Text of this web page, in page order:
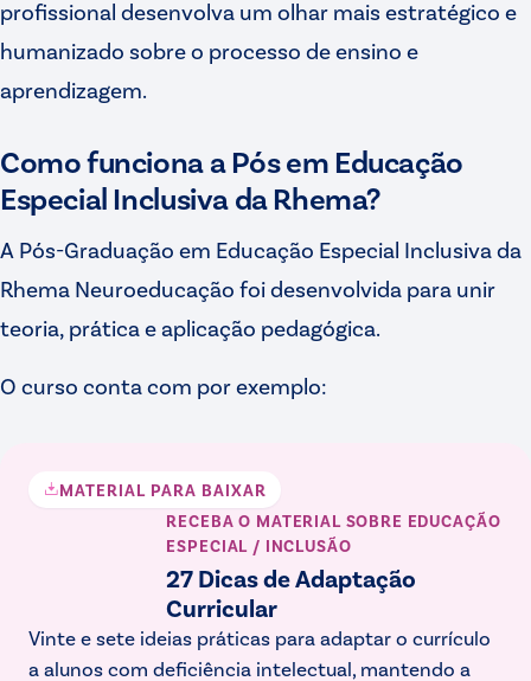
profissional desenvolva um olhar mais estratégico e
humanizado sobre o processo de ensino e
aprendizagem.
Como funciona a Pós em Educação
Especial Inclusiva da Rhema?
A Pós-Graduação em Educação Especial Inclusiva da
Rhema Neuroeducação foi desenvolvida para unir
teoria, prática e aplicação pedagógica.
O curso conta com por exemplo:
MATERIAL PARA BAIXAR
RECEBA O MATERIAL SOBRE EDUCAÇÃO
ESPECIAL / INCLUSÃO
27 Dicas de Adaptação
Curricular
Vinte e sete ideias práticas para adaptar o currículo
a alunos com deficiência intelectual, mantendo a